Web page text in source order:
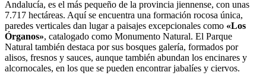
Andalucía, es el más pequeño de la provincia jiennense, con unas
7.717 hectáreas. Aquí se encuentra una formación rocosa única,
paredes verticales dan lugar a paisajes excepcionales como «Los
Órganos», catalogado como Monumento Natural. El Parque
Natural también destaca por sus bosques galería, formados por
alisos, fresnos y sauces, aunque también abundan los encinares y
alcornocales, en los que se pueden encontrar jabalíes y ciervos.